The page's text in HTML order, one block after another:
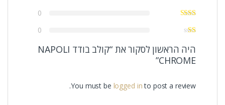
0
0
היה הראשון לסקור את “קולב בודד NAPOLI
CHROME”
You must be logged into post a review.